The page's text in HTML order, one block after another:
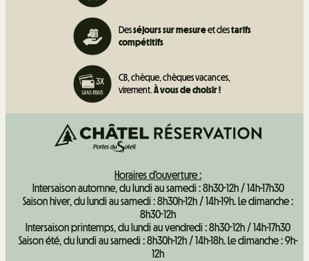
Desséjours sur mesureet destarifs
compétitifs
CB, chèque, chèques vacances,
virement.À vous de choisir !
Horaires d'ouverture :
Intersaison automne, du lundi au samedi : 8h30-12h / 14h-17h30
Saison hiver, du lundi au samedi : 8h30h-12h / 14h-19h. Le dimanche :
8h30-12h
Intersaison printemps, du lundi au vendredi : 8h30-12h / 14h-17h30
Saison été, du lundi au samedi : 8h30h-12h / 14h-18h. Le dimanche : 9h-
12h